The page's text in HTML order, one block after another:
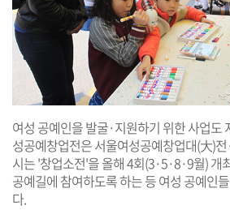
여성 공예인을 발굴·지원하기 위한 사업도
성공예창업전은 서울여성공예창업대(大)
시는 '창업소전'을 올해 4회(3·5·8·9월) 개
공예길에 참여하도록 하는 등 여성 공예인
다.